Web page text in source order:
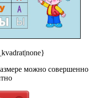
можно совершенно